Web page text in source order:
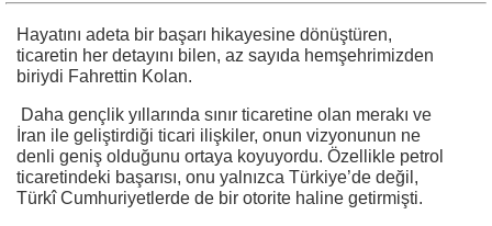
Hayatını adeta bir başarı hikayesine dönüştüren,
ticaretin her detayını bilen, az sayıda hemşehrimizden
biriydi Fahrettin Kolan.
Daha gençlik yıllarında sınır ticaretine olan merakı ve
İran ile geliştirdiği ticari ilişkiler, onun vizyonunun ne
denli geniş olduğunu ortaya koyuyordu. Özellikle petrol
ticaretindeki başarısı, onu yalnızca Türkiye’de değil,
Türkî Cumhuriyetlerde de bir otorite haline getirmişti.